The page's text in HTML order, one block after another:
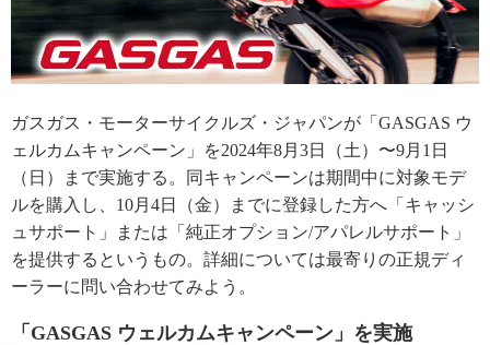
ガスガス・モーターサイクルズ・ジャパンが「GASGAS ウ
ェルカムキャンペーン」を2024年8月3日（土）〜9月1日
（日）まで実施する。同キャンペーンは期間中に対象モデ
ルを購入し、10月4日（金）までに登録した方へ「キャッシ
ュサポート」または「純正オプション/アパレルサポート」
を提供するというもの。詳細については最寄りの正規ディ
ーラーに問い合わせてみよう。
「GASGAS ウェルカムキャンペーン」を実施